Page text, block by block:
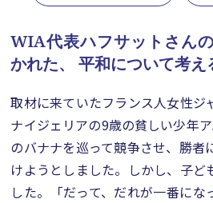
WIA代表ハフサットさん
かれた、
平和について考え
取材に来ていたフランス人女性ジ
ナイジェリアの9歳の貧しい少年
のバナナを巡って競争させ、勝者
けようとしました。しかし、子ど
した。「だって、だれが一番にな